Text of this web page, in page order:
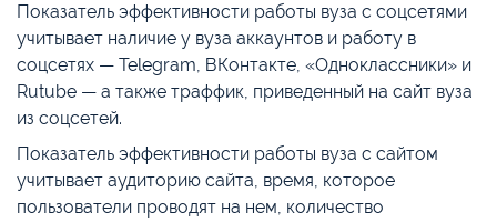
Показатель эффективности работы вуза с соцсетями
учитывает наличие у вуза аккаунтов и работу в
соцсетях — Telegram, ВКонтакте, «Одноклассники» и
Rutube — а также траффик, приведенный на сайт вуза
из соцсетей.
Показатель эффективности работы вуза с сайтом
учитывает аудиторию сайта, время, которое
пользователи проводят на нем, количество